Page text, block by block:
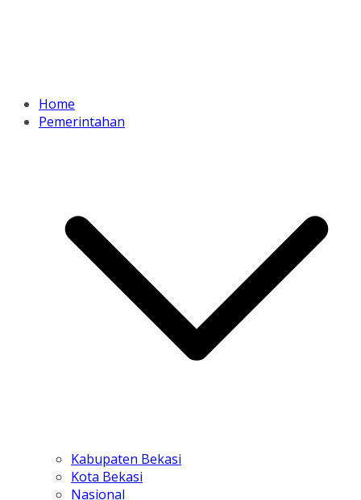
Home
Pemerintahan
Kabupaten Bekasi
Kota Bekasi
Nasional